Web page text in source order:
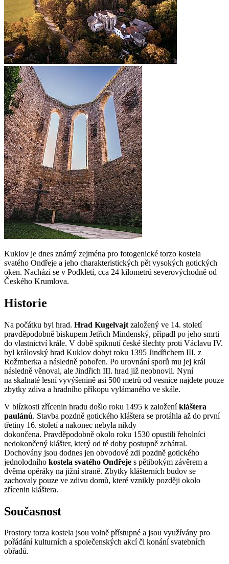
Kuklov je dnes známý zejména pro fotogenické torzo kostela
svatého Ondřeje a jeho charakteristických pět vysokých gotických
oken. Nachází se v Podkletí, cca 24 kilometrů severovýchodně od
Českého Krumlova.
Historie
Na počátku byl hrad. Hrad Kugelvajt založený ve 14. století
pravděpodobně biskupem Jetřich Mindenský, připadl po jeho smrti
do vlastnictví krále. V době spiknutí české šlechty proti Václavu IV.
byl královský hrad Kuklov dobyt roku 1395 Jindřichem III. z
Rožmberka a následně pobořen. Po urovnání sporů mu jej král
následně věnoval, ale Jindřich III. hrad již neobnovil. Nyní
na skalnaté lesní vyvýšenině asi 500 metrů od vesnice najdete pouze
zbytky zdiva a hradního příkopu vylámaného ve skále.
V blízkosti zřícenin hradu došlo roku 1495 k založeníkláštera
paulánů. Stavba pozdně gotického kláštera se protáhla až do první
třetiny 16. století a nakonec nebyla nikdy
dokončena. Pravděpodobně okolo roku 1530 opustili řeholníci
nedokončený klášter, který od té doby postupně zchátral.
Dochovány jsou dodnes jen obvodové zdi pozdně gotického
jednolodního kostela svatého Ondřeje s pětibokým závěrem a
dvěma opěráky na jižní straně. Zbytky klášterních budov se
zachovaly pouze ve zdivu domů, které vznikly později okolo
zřícenin kláštera.
Současnost
Prostory torza kostela jsou volně přístupné a jsou využívány pro
pořádání kulturních a společenských akcí či konání svatebních
obřadů.